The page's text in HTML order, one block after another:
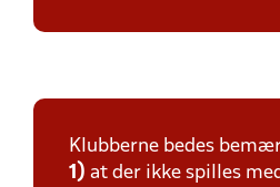
Klubberne bedes
1) at der ikke spilles